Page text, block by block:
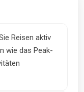
Reisen aktiv
wie das Peak-